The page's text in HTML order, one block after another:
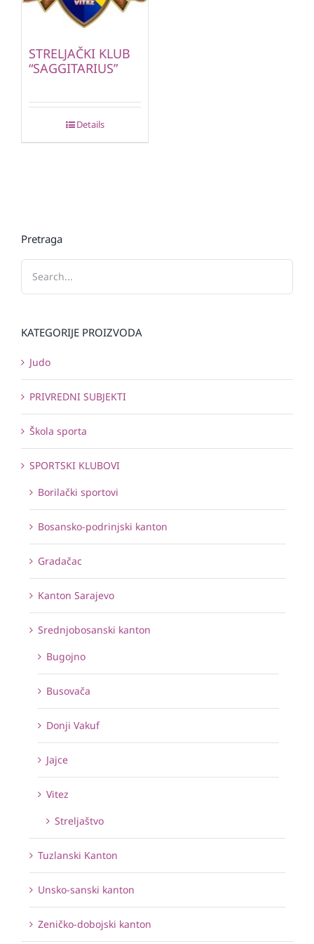
STRELJAČKI KLUB
“SAGGITARIUS”
Details
Pretraga
KATEGORIJE PROIZVODA
Judo
PRIVREDNI SUBJEKTI
Škola sporta
SPORTSKI KLUBOVI
Borilački sportovi
Bosansko-podrinjski kanton
Gradačac
Kanton Sarajevo
Srednjobosanski kanton
Bugojno
Busovača
Donji Vakuf
Jajce
Vitez
Streljaštvo
Tuzlanski Kanton
Unsko-sanski kanton
Zeničko-dobojski kanton